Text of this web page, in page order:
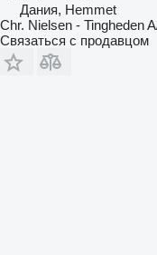
Дания, Hemmet
Chr. Nielsen - Tingheden
Связаться с продавцом